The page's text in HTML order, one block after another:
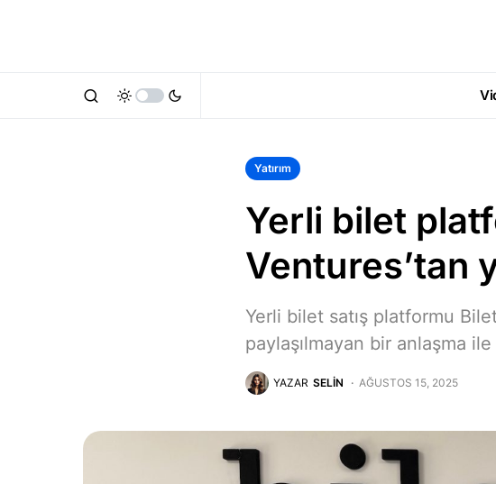
Yatırım
Yerli bilet
Ventures’tan
Yerli bilet satış platformu
paylaşılmayan bir anlaşma ile
YAZAR SELIN AĞUSTOS 15, 2025